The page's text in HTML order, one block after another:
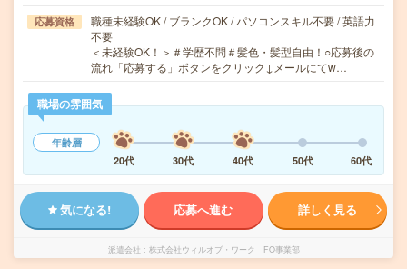
応募資格
職種未経験OK / ブランクOK / パソコンスキル不要 / 英語力
不要
＜未経験OK！＞＃学歴不問＃髪色・髪型自由！○応募後の
流れ「応募する」ボタンをクリック↓メールにてw…
職場の雰囲気
年齢層
20代
30代 40代 50代 60代
気になる! 応募へ進む 詳しく見る
派遣会社 株式会社ウィルオブ・ワーク FO事業部